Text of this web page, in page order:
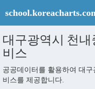
대구광역시 천
비스
공공데이터를 활용하여 대
비스를 제공합니다.